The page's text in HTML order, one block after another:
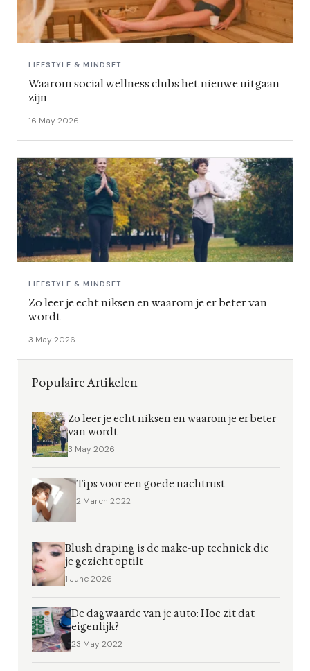
LIFESTYLE & MINDSET
Waarom social wellness clubs het nieuwe uitgaan
zijn
16 May 2026
LIFESTYLE & MINDSET
Zo leer je echt niksen en waarom je er beter van
wordt
3 May 2026
Populaire Artikelen
Zo leer je echt niksen en waarom je er beter
van wordt
3 May 2026
Tips voor een goede nachtrust
2 March 2022
Blush draping is de make-up techniek die
je gezicht optilt
1 June 2026
De dagwaarde van je auto: Hoe zit dat
eigenlijk?
23 May 2022